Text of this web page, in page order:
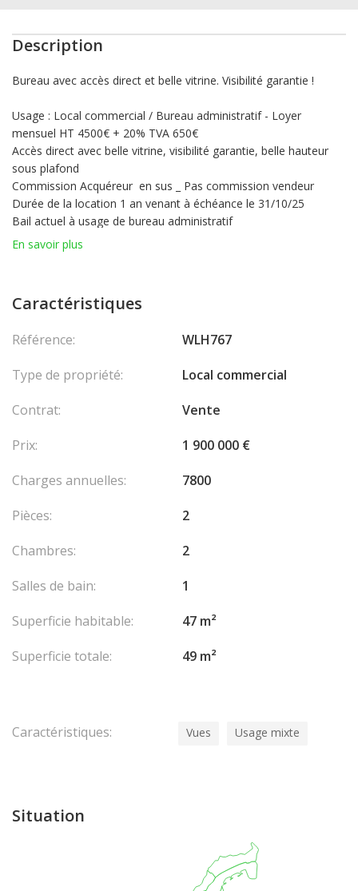
Description
Bureau avec accès direct et belle vitrine. Visibilité garantie !
Usage : Local commercial / Bureau administratif - Loyer
mensuel HT 4500€ + 20% TVA 650€
Accès direct avec belle vitrine, visibilité garantie, belle hauteur
sous plafond
Commission Acquéreur en sus _ Pas commission vendeur
Durée de la location 1 an venant à échéance le 31/10/25
Bail actuel à usage de bureau administratif
En savoir plus
Caractéristiques
Référence:
WLH767
Type de propriété:
Local commercial
Contrat:
Vente
Prix:
1 900 000 €
Charges annuelles:
7800
Pièces:
2
Chambres:
2
Salles de bain:
1
Superficie habitable:
47 m²
Superficie totale:
49 m²
Caractéristiques: Vues Usage mixte
Situation